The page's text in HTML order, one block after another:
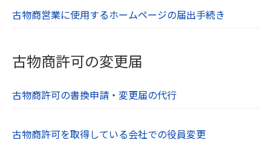
古物商営業に使用するホームページの届出手続き
古物商許可の変更届
古物商許可の書換申請・変更届の代行
古物商許可を取得している会社での役員変更